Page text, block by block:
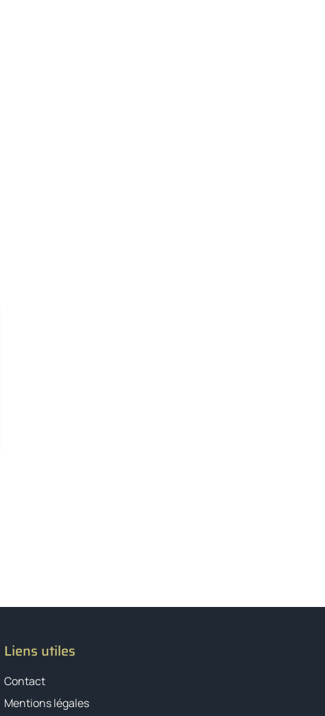
Liens utiles
Contact
Mentions légales